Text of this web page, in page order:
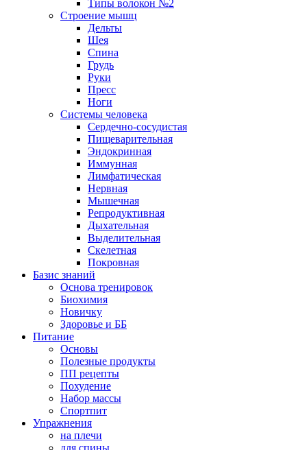
Типы волокон №2
Строение мышц
Дельты
Шея
Спина
Грудь
Руки
Пресс
Ноги
Системы человека
Сердечно-сосудистая
Пищеварительная
Эндокринная
Иммунная
Лимфатическая
Нервная
Мышечная
Репродуктивная
Дыхательная
Выделительная
Скелетная
Покровная
Базис знаний
Основа тренировок
Биохимия
Новичку
Здоровье и ББ
Питание
Основы
Полезные продукты
ПП рецепты
Похудение
Набор массы
Спортпит
Упражнения
на плечи
для спины